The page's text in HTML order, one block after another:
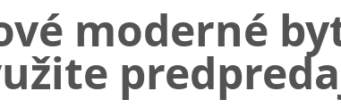
moderné